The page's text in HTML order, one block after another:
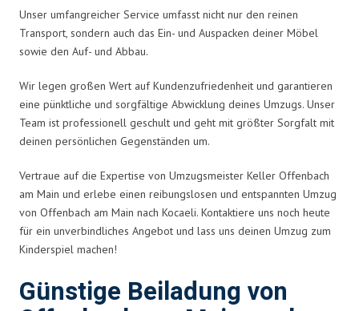
Unser umfangreicher Service umfasst nicht nur den reinen
Transport, sondern auch das Ein- und Auspacken deiner Möbel
sowie den Auf- und Abbau.
Wir legen großen Wert auf Kundenzufriedenheit und garantieren
eine pünktliche und sorgfältige Abwicklung deines Umzugs. Unser
Team ist professionell geschult und geht mit größter Sorgfalt mit
deinen persönlichen Gegenständen um.
Vertraue auf die Expertise von Umzugsmeister Keller Offenbach
am Main und erlebe einen reibungslosen und entspannten Umzug
von Offenbach am Main nach Kocaeli. Kontaktiere uns noch heute
für ein unverbindliches Angebot und lass uns deinen Umzug zum
Kinderspiel machen!
Günstige Beiladung von